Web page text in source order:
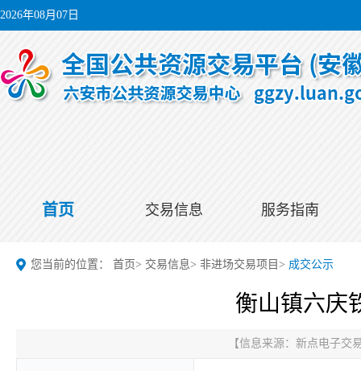
2026年08月07日
首页 交易信息 服务指南
您当前的位置： 首页> 交易信息> 非进场交易项目 > 成交公示
衡山镇六庆
【信息来源： 新点电子交